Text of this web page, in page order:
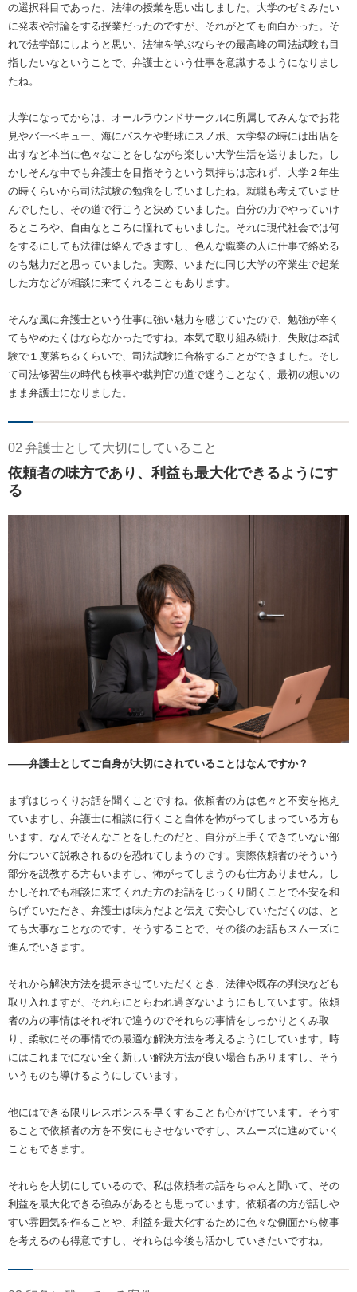
の選択科目であった、法律の授業を思い出しました。大学のゼミみたい
に発表や討論をする授業だったのですが、それがとても面白かった。そ
れで法学部にしようと思い、法律を学ぶならその最高峰の司法試験も目
指したいなということで、弁護士という仕事を意識するようになりまし
たね。
大学になってからは、オールラウンドサークルに所属してみんなでお花
見やバーベキュー、海にバスケや野球にスノボ、大学祭の時には出店を
出すなど本当に色々なことをしながら楽しい大学生活を送りました。し
かしそんな中でも弁護士を目指そうという気持ちは忘れず、大学２年生
の時くらいから司法試験の勉強をしていましたね。就職も考えていませ
んでしたし、その道で行こうと決めていました。自分の力でやっていけ
るところや、自由なところに憧れてもいました。それに現代社会では何
をするにしても法律は絡んできますし、色んな職業の人に仕事で絡める
のも魅力だと思っていました。実際、いまだに同じ大学の卒業生で起業
した方などが相談に来てくれることもあります。
そんな風に弁護士という仕事に強い魅力を感じていたので、勉強が辛く
てもやめたくはならなかったですね。本気で取り組み続け、失敗は本試
験で１度落ちるくらいで、司法試験に合格することができました。そし
て司法修習生の時代も検事や裁判官の道で迷うことなく、最初の想いの
まま弁護士になりました。
02 弁護士として大切にしていること
依頼者の味方であり、利益も最大化できるようにす
る
――弁護士としてご自身が大切にされていることはなんですか？
まずはじっくりお話を聞くことですね。依頼者の方は色々と不安を抱え
ていますし、弁護士に相談に行くこと自体を怖がってしまっている方も
います。なんでそんなことをしたのだと、自分が上手くできていない部
分について説教されるのを恐れてしまうのです。実際依頼者のそういう
部分を説教する方もいますし、怖がってしまうのも仕方ありません。し
かしそれでも相談に来てくれた方のお話をじっくり聞くことで不安を和
らげていただき、弁護士は味方だよと伝えて安心していただくのは、と
ても大事なことなのです。そうすることで、その後のお話もスムーズに
進んでいきます。
それから解決方法を提示させていただくとき、法律や既存の判決なども
取り入れますが、それらにとらわれ過ぎないようにもしています。依頼
者の方の事情はそれぞれで違うのでそれらの事情をしっかりとくみ取
り、柔軟にその事情での最適な解決方法を考えるようにしています。時
にはこれまでにない全く新しい解決方法が良い場合もありますし、そう
いうものも導けるようにしています。
他にはできる限りレスポンスを早くすることも心がけています。そうす
ることで依頼者の方を不安にもさせないですし、スムーズに進めていく
こともできます。
それらを大切にしているので、私は依頼者の話をちゃんと聞いて、その
利益を最大化できる強みがあるとも思っています。依頼者の方が話しや
すい雰囲気を作ることや、利益を最大化するために色々な側面から物事
を考えるのも得意ですし、それらは今後も活かしていきたいですね。